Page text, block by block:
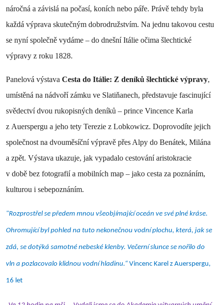
náročná a závislá na počasí, koních nebo páře. Právě tehdy byla
každá výprava skutečným dobrodružstvím. Na jednu takovou cestu
se nyní společně vydáme – do dnešní Itálie očima šlechtické
výpravy z roku 1828.
Panelová výstava Cesta do Itálie: Z deníků šlechtické výpravy,
umístěná na nádvoří zámku ve Slatiňanech, představuje fascinující
svědectví dvou rukopisných deníků – prince Vincence Karla
z Auerspergu a jeho tety Terezie z Lobkowicz. Doprovodíte jejich
společnost na dvouměsíční výpravě přes Alpy do Benátek, Milána
a zpět. Výstava ukazuje, jak vypadalo cestování aristokracie
v době bez fotografií a mobilních map – jako cesta za poznáním,
kulturou i sebepoznáním.
"Rozprostřel se předem mnou všeobjímající oceán ve své plné kráse.
Ohromující byl pohled na tuto nekonečnou vodní plochu, která, jak se
zdá, se dotýká samotné nebeské klenby. Večerní slunce se nořilo do
vln a pozlacovalo klidnou vodní hladinu.“ Vincenc Karel z Auerspergu,
16 let